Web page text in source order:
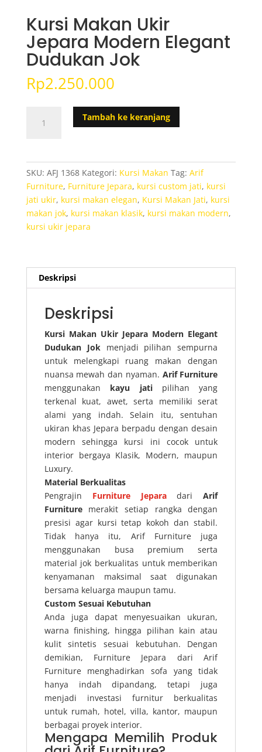
Kursi Makan Ukir
Jepara Modern Elegant
Dudukan Jok
Rp2.250.000
Kursi
Modern
Dudukan
Tambah ke keranjang
SKU: AFJ 1368 Kategori: Kursi Makan Tag: Arif
Furniture, Furniture Jepara, kursi custom jati, kursi
jati ukir, kursi makan elegan, Kursi Makan Jati, kursi
makan jok, kursi makan klasik, kursi makan modern,
kursi ukir jepara
Deskripsi
Deskripsi
Kursi Makan Ukir Jepara Modern Elegant
Dudukan Jokmenjadi pilihan sempurna
untuk melengkapi ruang makan dengan
nuansa mewah dan nyaman. Arif Furniture
menggunakan kayu jatipilihan yang
terkenal kuat, awet, serta memiliki serat
alami yang indah. Selain itu, sentuhan
ukiran khas Jepara berpadu dengan desain
modern sehingga kursi ini cocok untuk
interior bergaya Klasik, Modern, maupun
Luxury.
Material Berkualitas
Pengrajin Furniture JeparadariArif
Furnituremerakit setiap rangka dengan
presisi agar kursi tetap kokoh dan stabil.
Tidak hanya itu, Arif Furniture juga
menggunakan busa premium serta
material jok berkualitas untuk memberikan
kenyamanan maksimal saat digunakan
bersama keluarga maupun tamu.
Custom Sesuai Kebutuhan
Anda juga dapat menyesuaikan ukuran,
warna finishing, hingga pilihan kain atau
kulit sintetis sesuai kebutuhan. Dengan
demikian, Furniture Jepara dari Arif
Furniture menghadirkan sofa yang tidak
hanya indah dipandang, tetapi juga
menjadi investasi furnitur berkualitas
untuk rumah, hotel, villa, kantor, maupun
berbagai proyek interior.
Mengapa Memilih Produk